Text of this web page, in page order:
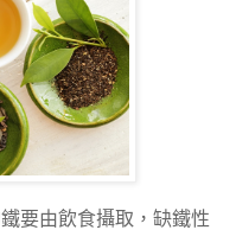
要由飲食攝取，缺鐵性